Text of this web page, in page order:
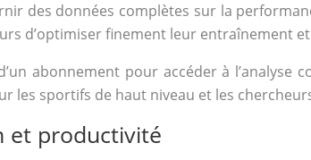
des données complètes sur la
d’optimiser finement leur entraînement
abonnement pour accéder à
sportifs de haut niveau et les
et productivité